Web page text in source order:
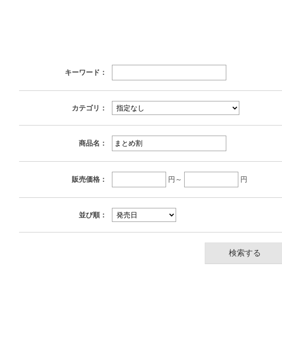
キーワード：
カテゴリ：
商品名：
販売価格： 円～ 円
並び順：